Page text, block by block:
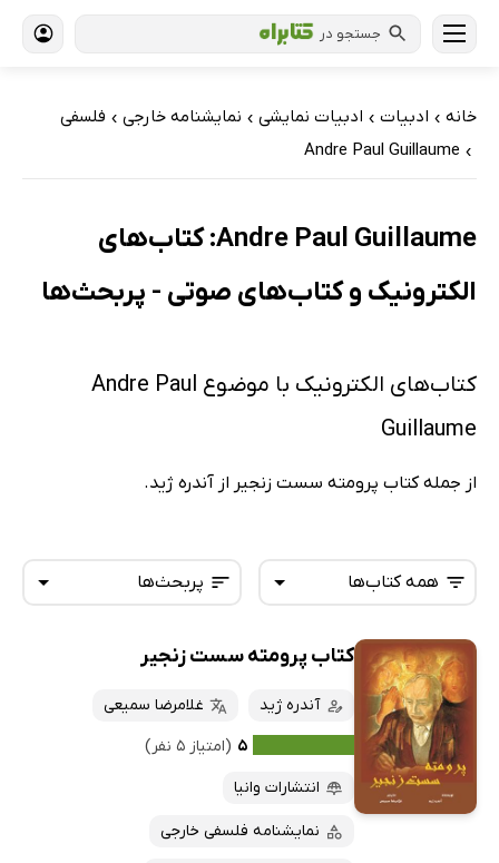
جستجو در
خانه › ادبیات › ادبیات نمایشی › نمایشنامه خارجی › فلسفی
›
Andre Paul Guillaume
Andre Paul Guillaume: کتاب‌های
الکترونیک و کتاب‌های صوتی - پربحث‌ها
کتاب‌های الکترونیک با موضوع Andre Paul
Guillaume
از جمله کتاب پرومته سست زنجیر از آندره ژید.
پربحث‌ها
تازه‌ها
داغ‌ترین‌ها
پرفروش‌ها
ارزان ترین‌ها
همه کتاب‌ها
همه کتاب‌ها
کتاب‌های صوتی
کتاب‌های متنی
کتاب پرومته سست زنجیر
آندره ژید
غلامرضا سمیعی
۵ (امتیاز ۵ نفر)
انتشارات وانیا
نمایشنامه فلسفی خارجی